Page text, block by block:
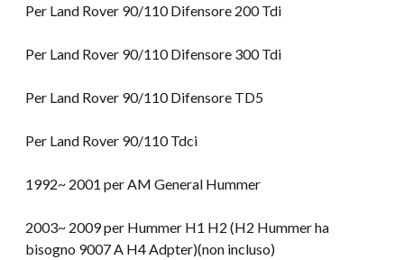
Per Land Rover 90/110 Difensore 200 Tdi
Per Land Rover 90/110 Difensore 300 Tdi
Per Land Rover 90/110 Difensore TD5
Per Land Rover 90/110 Tdci
1992~ 2001 per AM General Hummer
2003~ 2009 per Hummer H1 H2 (H2 Hummer ha
bisogno 9007 A H4 Adpter)(non incluso)